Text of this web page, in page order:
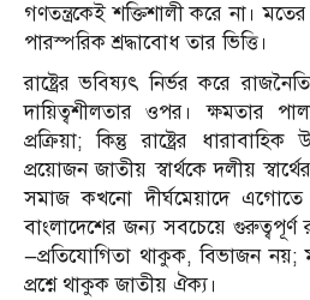
গণতন্ত্রকেই শক্তিশালী করে না। মতের
পারস্পরিক শ্রদ্ধাবোধ তার ভিত্তি।
রাষ্ট্রের ভবিষ্যৎ নির্ভর করে
দায়িত্বশীলতার ওপর। ক্ষমতার
প্রক্রিয়া; কিন্তু রাষ্ট্রের
প্রয়োজন জাতীয় স্বার্থকে দলীয়
সমাজ কখনো দীর্ঘমেয়াদে
বাংলাদেশের জন্য সবচেয়ে গুরুত্বপূর্ণ
—প্রতিযোগিতা থাকুক, বিভাজন নয়;
প্রশ্নে থাকুক জাতীয় ঐক্য।